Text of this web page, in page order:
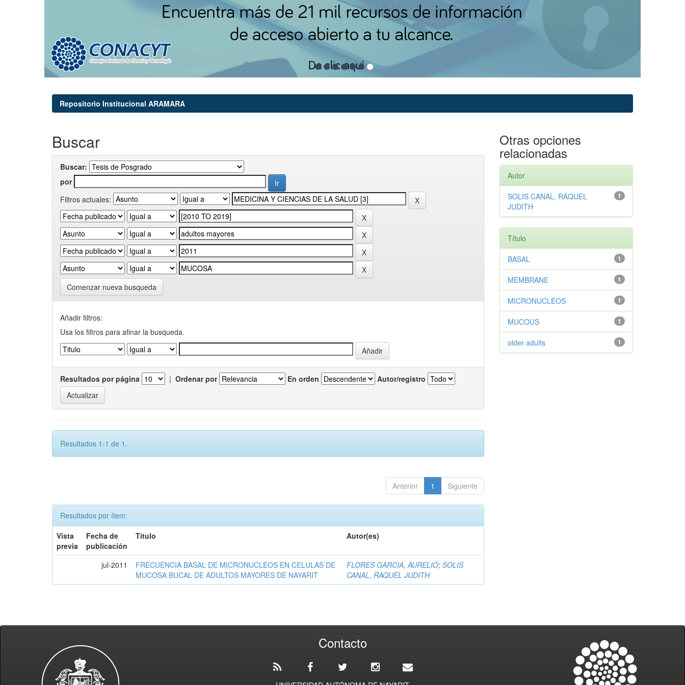
Repositorio Institucional ARAMARA
Buscar
Buscar:
por
Filtros actuales:
Comenzar nueva busqueda
Añadir filtros:
Usa los filtros para afinar la busqueda.
Resultados por página | Ordenar por En orden Autor/registro
Resultados 1-1 de 1.
Anterior 1 Siguiente
Resultados por ítem:
Vista
previa
Fecha de
publicación
Título Autor(es)
jul-2011
FRECUENCIA BASAL DE MICRONUCLEOS EN CELULAS DE
MUCOSA BUCAL DE ADULTOS MAYORES DE NAYARIT
FLORES GARCIA, AURELIO;SOLIS
CANAL, RAQUEL JUDITH
Otras opciones
relacionadas
Autor
1
SOLIS CANAL, RAQUEL
JUDITH
Título
1
BASAL
1
MEMBRANE
1
MICRONUCLEOS
1
MUCOUS
1
older adults
Contacto